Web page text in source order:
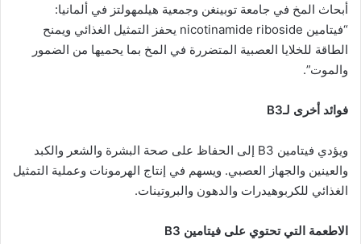
أبحاث المخ في جامعة توبينغن وجمعية هيلمهولتز في ألمانيا:
“فيتامين nicotinamide riboside يحفز التمثيل الغذائي ويمنح
الطاقة للخلايا العصبية المتضررة في المخ بما يحميها من الضمور
والموت”.
فوائد أخرى لـB3
ويؤدي فيتامين B3 إلى الحفاظ على صحة البشرة والشعر والكبد
والعينين والجهاز العصبي. ويسهم في إنتاج الهرمونات وعملية التمثيل
الغذائي للكربوهيدرات والدهون والبروتينات.
الاطعمة التي تحتوي على فيتامين B3